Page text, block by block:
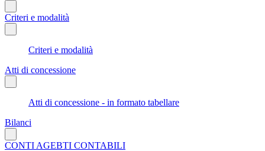
Criteri e modalità
Criteri e modalità
Atti di concessione
Atti di concessione - in formato tabellare
Bilanci
CONTI AGEBTI CONTABILI